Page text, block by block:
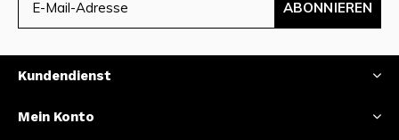
ABONNIEREN
Kundendienst
Mein Konto